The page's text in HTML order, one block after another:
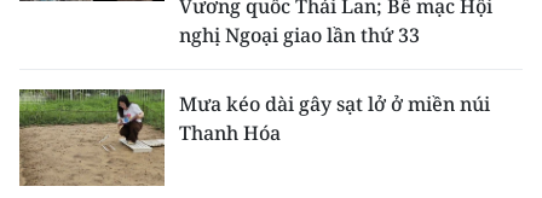
Vương quốc Thái Lan; Bế mạc Hội
nghị Ngoại giao lần thứ 33
Mưa kéo dài gây sạt lở ở miền núi
Thanh Hóa